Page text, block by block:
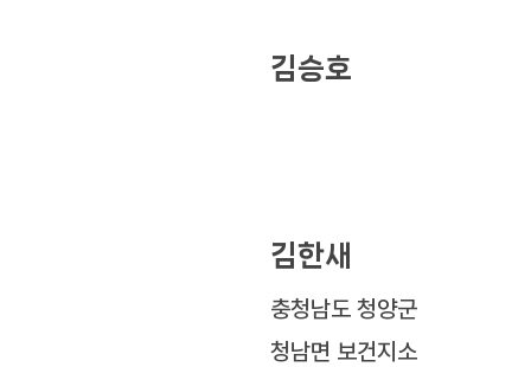
김승호
김한새
충청남도 청양군
청남면 보건지소